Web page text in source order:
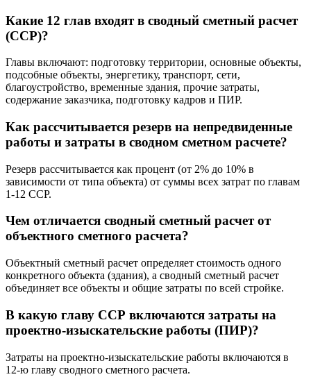
Какие 12 глав входят в сводный сметный расчет
(ССР)?
Главы включают: подготовку территории, основные объекты,
подсобные объекты, энергетику, транспорт, сети,
благоустройство, временные здания, прочие затраты,
содержание заказчика, подготовку кадров и ПИР.
Как рассчитывается резерв на непредвиденные
работы и затраты в сводном сметном расчете?
Резерв рассчитывается как процент (от 2% до 10% в
зависимости от типа объекта) от суммы всех затрат по главам
1-12 ССР.
Чем отличается сводный сметный расчет от
объектного сметного расчета?
Объектный сметный расчет определяет стоимость одного
конкретного объекта (здания), а сводный сметный расчет
объединяет все объекты и общие затраты по всей стройке.
В какую главу ССР включаются затраты на
проектно-изыскательские работы (ПИР)?
Затраты на проектно-изыскательские работы включаются в
12-ю главу сводного сметного расчета.